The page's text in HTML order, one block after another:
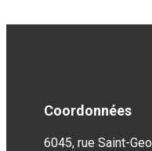
Coordonnées
6045, rue Saint-